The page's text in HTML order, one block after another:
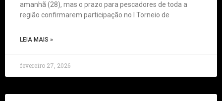
amanhã (28), mas o prazo para pescadores de toda a
região confirmarem participação no I Torneio de
LEIA MAIS »
fevereiro 27, 2026